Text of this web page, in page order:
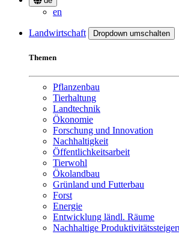
en
Landwirtschaft Dropdown umschalten
Themen
Pflanzenbau
Tierhaltung
Landtechnik
Ökonomie
Forschung und Innovation
Nachhaltigkeit
Öffentlichkeitsarbeit
Tierwohl
Ökolandbau
Grünland und Futterbau
Forst
Energie
Entwicklung ländl. Räume
Nachhaltige